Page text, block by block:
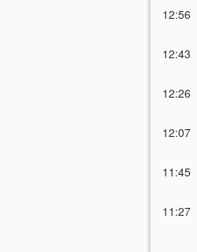
12:56
12:43
12:26
12:07
11:45
11:27